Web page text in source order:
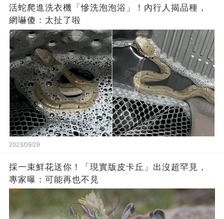
活蛇爬進洗衣機「慘洗泡泡浴」！內行人揭品種，
網嚇傻：太扯了啦
2023/09/29
採一束鮮花送你！「現實版皮卡丘」出沒超罕見，
專家曝：可能再也不見